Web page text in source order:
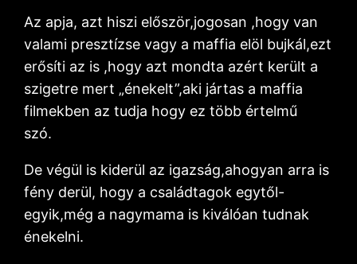
Az apja, azt hiszi először,jogosan ,hogy van
valami presztízse vagy a maffia elöl bujkál,ezt
erősíti az is ,hogy azt mondta azért került a
szigetre mert „énekelt”,aki jártas a maffia
filmekben az tudja hogy ez több értelmű
szó.
De végül is kiderül az igazság,ahogyan arra is
fény derül, hogy a családtagok egytől-
egyik,még a nagymama is kiválóan tudnak
énekelni.